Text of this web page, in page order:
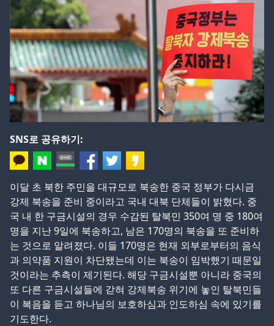
SNS로 공유하기:
이달 초 북한 주민을 대규모로 북송한 중국 정부가 다시금
강제 북송을 준비 중이라고 국내 대북 단체들이 밝혔다. 중
국 내 한 구금시설의 경우 수감된 탈북민 350여 명 중 180여
명을 지난 9일에 북송하고, 남은 170명의 북송을 또 준비하
는 것으로 알려졌다. 이들 170명은 현재 외부로부터의 음식
과 의약품 지원이 차단됐는데 이는 북송이 임박했기 때문일
것이라는 추측이 제기된다. 해당 구금시설뿐 아니라 중국의
또 다른 구금시설들에 갇혀 강제북송 위기에 놓인 탈북민들
이 복음을 듣고 하나님의 보호하심과 인도하심 속에 있기를
기도한다.